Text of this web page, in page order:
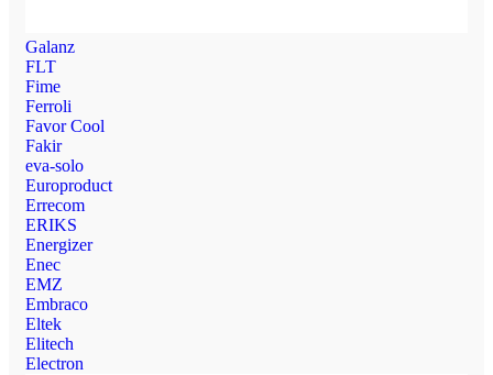
Galanz
FLT
Fime
Ferroli
Favor Cool
Fakir
eva-solo
Europroduct
Errecom
ERIKS
Energizer
Enec
EMZ
Embraco
Eltek
Elitech
Electron